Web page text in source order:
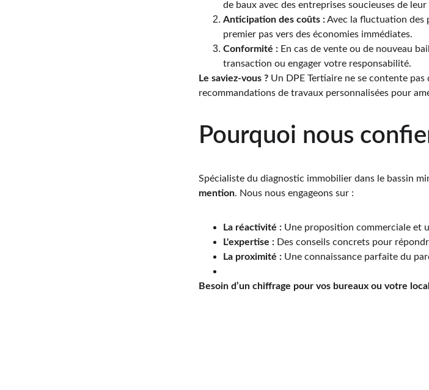
de baux avec des entreprises soucieuses de leur
Anticipation des coûts : Avec la fluctuation des
premier pas vers des économies immédiates.
Conformité : En cas de vente ou de nouveau
transaction ou engager votre responsabilité.
Le saviez-vous ? Un DPE Tertiaire ne se contente
recommandations de travaux personnalisées pour
Pourquoi nous
Spécialiste du diagnostic immobilier dans le bassin
mention. Nous nous engageons sur :
La réactivité : Une proposition commerciale et
L'expertise : Des conseils concrets pour
La proximité : Une connaissance parfaite du
Besoin d’un chiffrage pour vos bureaux ou votre